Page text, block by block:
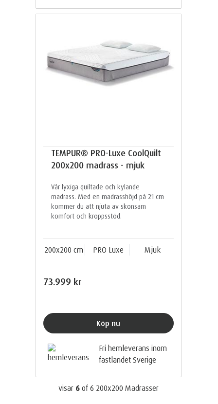
TEMPUR® PRO-Luxe CoolQuilt
200x200 madrass - mjuk
Vår lyxiga quiltade och kylande
madrass. Med en madrasshöjd på 21 cm
kommer du att njuta av skonsam
komfort och kroppsstöd.
200x200 cm PRO Luxe Mjuk
73.999 kr
Köp nu
Fri hemleverans inom
fastlandet Sverige
visar 6of 6 200x200 Madrasser